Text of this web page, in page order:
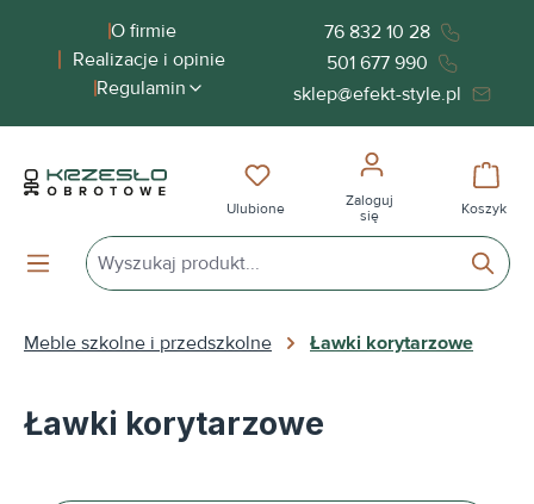
zawartościO firmie
Realizacje i opinie
Regulamin
76 832 10 28
501 677 990
sklep@efekt-style.pl
Masz 0 przedmioty na liście
Ulubione
Zaloguj
się
Koszyk
Meble szkolne i przedszkolne Ławki korytarzowe
Ławki korytarzowe